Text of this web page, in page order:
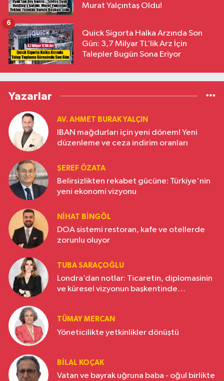
Murat Yalçıntaş Oldu!
Quick Sigorta Halka Arzında Son
Gün: 3,7 Milyar TL’lik Arz İçin
Talepler Bugün Sona Eriyor
6
Yazarlar
AV. AHMET BURAK YALÇIN
IBAN mağdurları için yeni dönem! Yeni
düzenleme ve ceza indirim oranları
ŞEREF ÖZATA
Belirsizlikten rekabet gücüne: Türkiye'nin
yeni ekonomi vizyonu
NIHAT BINGÖL
DOA sistemi restoran, kafe ve otellerde
zorunlu oluyor
TUBA SARAÇOĞLU
Londra’dan notlar: Ticaretin, diplomasinin
ve küresel vizyonun başkentinde
TÜMAY MERCAN
Yöneticilikte yetkinlikler dönüştü
BILAL KOÇAK
Vatan ve bayrak uğruna baba - oğul birlikte